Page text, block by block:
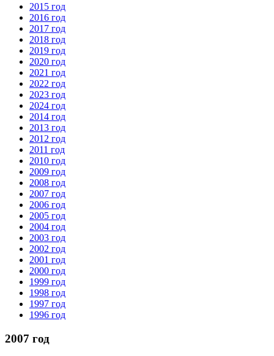
2015 год
2016 год
2017 год
2018 год
2019 год
2020 год
2021 год
2022 год
2023 год
2024 год
2014 год
2013 год
2012 год
2011 год
2010 год
2009 год
2008 год
2007 год
2006 год
2005 год
2004 год
2003 год
2002 год
2001 год
2000 год
1999 год
1998 год
1997 год
1996 год
2007 год